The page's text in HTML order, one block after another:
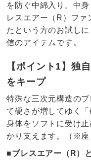
を防ぐ中綿入り。中
レスエアー（R）ファ
たという方のお試し
信のアイテムです。
【ポイント1】独
をキープ
特殊な三次元構造の
て硬さが増してゆく
身体をソフトに受け
かり支えます。（※座
■ブレスエアー（R）